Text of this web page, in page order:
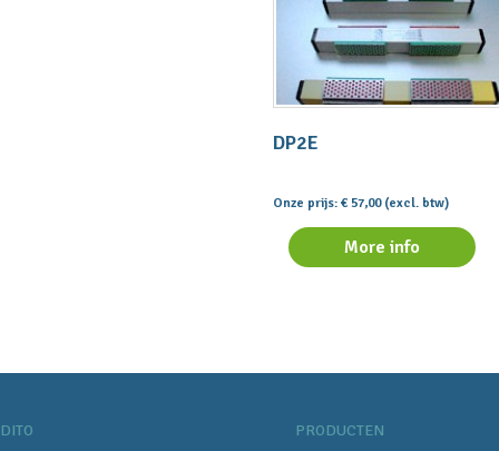
DP2E
Onze prijs: € 57,00 (excl. btw)
More info
DITO PRODUCTEN